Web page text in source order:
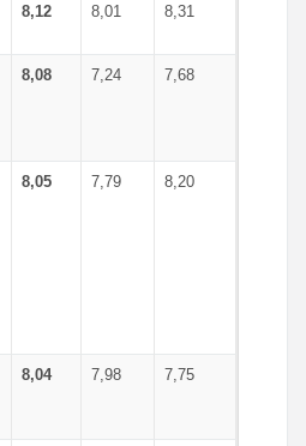
8,12 8,01 8,31
8,08 7,24 7,68
8,05 7,79 8,20
8,04 7,98 7,75